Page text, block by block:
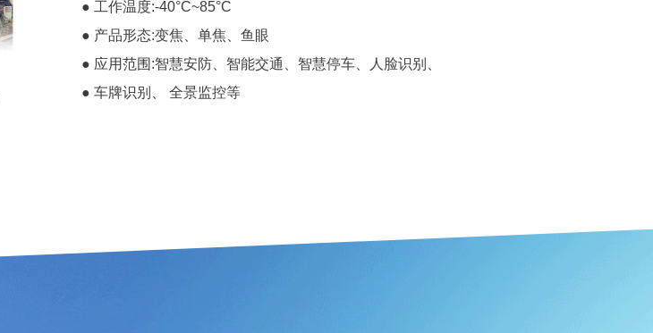
● 工作温度:-40°C~85°C
● 产品形态:变焦、单焦、鱼眼
● 应用范围:智慧安防、智能交通、智慧停车、人脸识别、
● 车牌识别、 全景监控等